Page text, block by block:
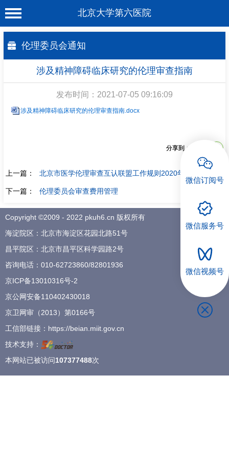
北京大学第六医院
医院概况
科室介绍
招聘专栏
伦理委员会通知
涉及精神障碍临床研究的伦理审查指南
发布时间：2021-07-05 09:16:09
涉及精神障碍临床研究的伦理审查指南.docx
分享到：
上一篇： 北京市医学伦理审查互认联盟工作规则2020年版
下一篇： 伦理委员会审查费用管理
Copyright ©2009 - 2022 pkuh6.cn 版权所有
海淀院区：北京市海淀区花园北路51号
昌平院区：北京市昌平区科学园路2号
咨询电话： 010-62723860/82801936
京ICP备13010316号-2
京公网安备110402430018
京卫网审（2013）第0166号
工信部链接： https://beian.miit.gov.cn
技术支持：
本网站已被访问107377488次
微信订阅号
微信服务号
微信视频号